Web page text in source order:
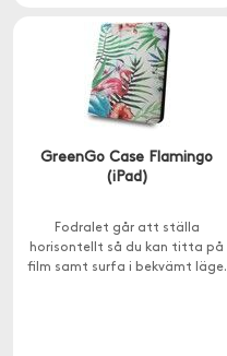
GreenGo Case Flamingo
(iPad)
Fodralet går att ställa
horisontellt så du kan titta på
film samt surfa i bekvämt läge.